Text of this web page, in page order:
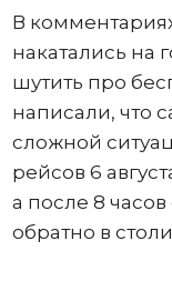
В
накатались на
шутить про
написали, что
сложной
рейсов 6
а после 8
обратно в